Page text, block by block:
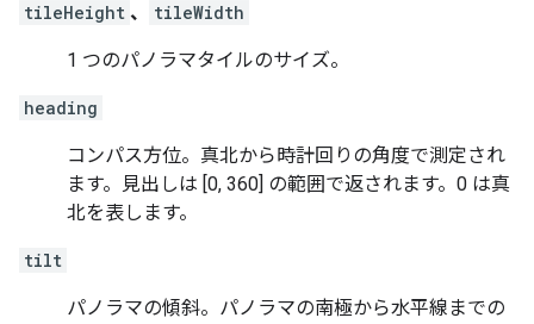
tileHeight 、 tileWidth
1 つのパノラマタイルのサイズ。
heading
コンパス方位。真北から時計回りの角度で測定され
ます。見出しは [0, 360] の範囲で返されます。0 は真
北を表します。
tilt
パノラマの傾斜。パノラマの南極から水平線までの